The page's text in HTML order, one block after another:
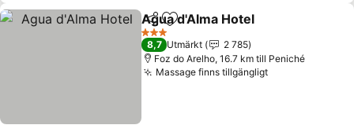
Dela Lägg till i Mina Favoriter
Agua d'Alma Hotel
3 Stjärnor
8,7 Utmärkt
2 785
Foz do Arelho, 16.7 km till Peniché
Massage finns tillgängligt